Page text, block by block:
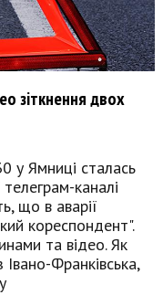
зіткнення двох
у Ямниці сталась
каналі
що в аварії
кореспондент".
та відео. Як
Івано-Франківська,